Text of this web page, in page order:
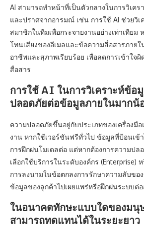
AI สามารถทำหน้าที่เป็นตัวกลางในการวิเค
และปราศจากอารมณ์ เช่น การใช้ AI ช่วยวิเ
สมาชิกในทีมเพื่อกระจายงานอย่างเท่าเทียม
โทนเสียงของอีเมลและข้อความสื่อสารภาย
อาชีพและสุภาพเรียบร้อย เพื่อลดการเข้าใจ
สื่อสาร
การใช้ AI ในการวิเคราะห์ข้อ
ปลอดภัยต่อข้อมูลภายในมากน้
ความปลอดภัยขึ้นอยู่กับประเภทของเครื่องมื
งาน หากใช้เวอร์ชันฟรีทั่วไป ข้อมูลที่ป้อนเข้
การฝึกฝนโมเดลต่อ แต่หากต้องการความปล
เลือกใช้บริการในระดับองค์กร (Enterprise)
การลงนามในข้อตกลงการรักษาความลับขอ
ข้อมูลของลูกค้าไปเผยแพร่หรือฝึกฝนระบบต่
ในอนาคตทักษะแบบใดของมนุ
สามารถทดแทนได้ในระยะยาว